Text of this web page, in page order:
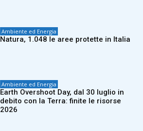
Ambiente ed Energia
Natura, 1.048 le aree protette in Italia
Ambiente ed Energia
Earth Overshoot Day, dal 30 luglio in
debito con la Terra: finite le risorse
2026